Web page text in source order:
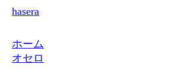
hasera
ホーム
オセロ